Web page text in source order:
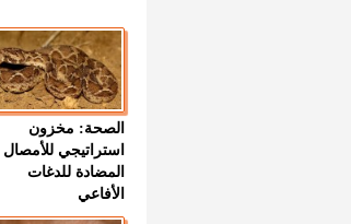
الصحة: مخزون
استراتيجي للأمصال
المضادة للدغات
الأفاعي